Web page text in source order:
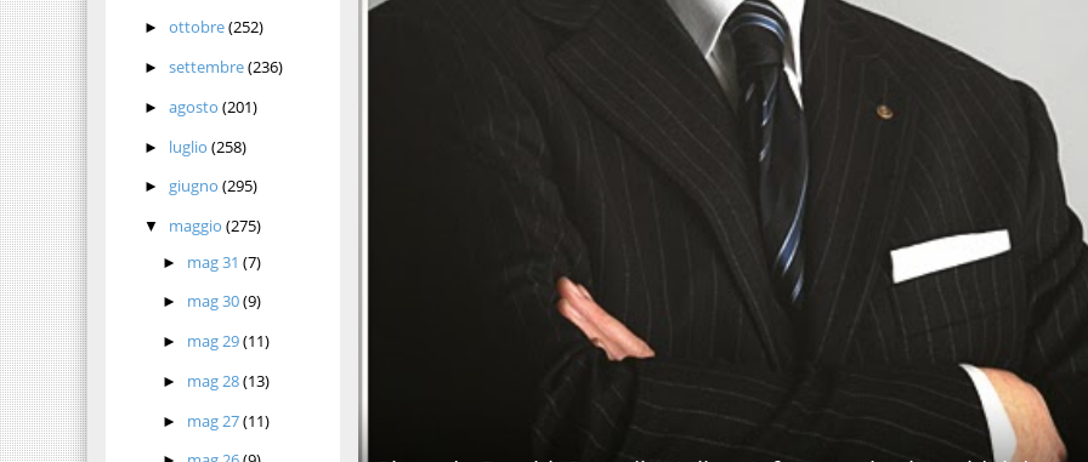
► ottobre(252)
► settembre(236)
► agosto (201)
► luglio (258)
► giugno (295)
▼ maggio (275)
► mag 31(7)
► mag 30(9)
► mag 29(11)
► mag 28(13)
► mag 27(11)